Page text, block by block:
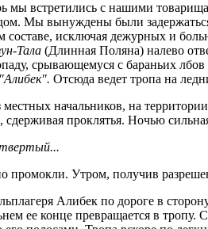
мы встретились с нашими
Мы вынуждены были
составе, исключая дежурных и
Тала (Длинная Поляна) налево
срывающемуся с бараньих
Отсюда ведет тропа на
начальников, на
сдерживая проклятья. Ночью
промокли. Утром, получив
Алибек по дороге в
ее конце превращается в